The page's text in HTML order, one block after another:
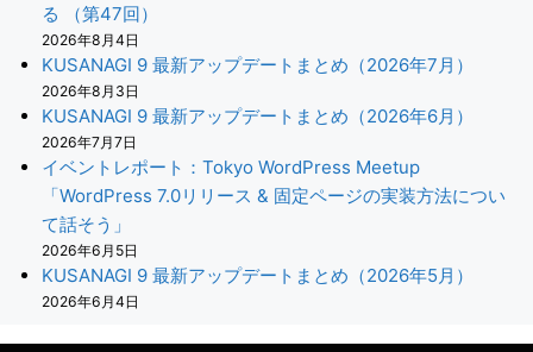
る （第47回）
2026年8月4日
KUSANAGI 9 最新アップデートまとめ（2026年7月）
2026年8月3日
KUSANAGI 9 最新アップデートまとめ（2026年6月）
2026年7月7日
イベントレポート：Tokyo WordPress Meetup
「WordPress 7.0リリース & 固定ページの実装方法につい
て話そう」
2026年6月5日
KUSANAGI 9 最新アップデートまとめ（2026年5月）
2026年6月4日